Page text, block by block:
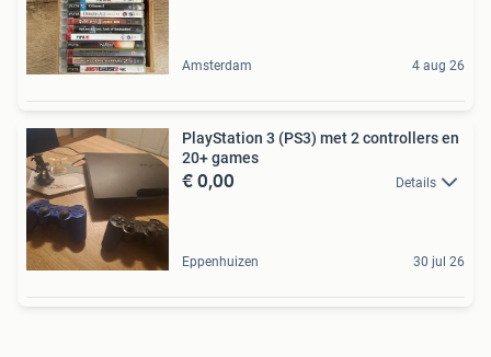
Amsterdam 4 aug 26
PlayStation 3 (PS3) met 2 controllers en
20+ games
€ 0,00 Details
Eppenhuizen 30 jul 26